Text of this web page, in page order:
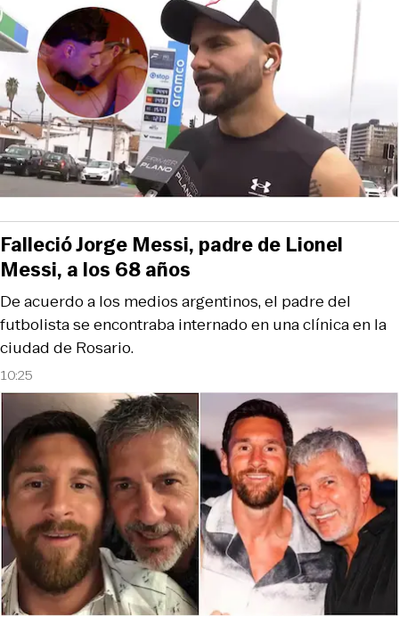
10:25
De acuerdo a los medios argentinos, el padre del
futbolista se encontraba internado en una clínica en la
ciudad de Rosario.
Falleció Jorge Messi, padre de Lionel
Messi, a los 68 años